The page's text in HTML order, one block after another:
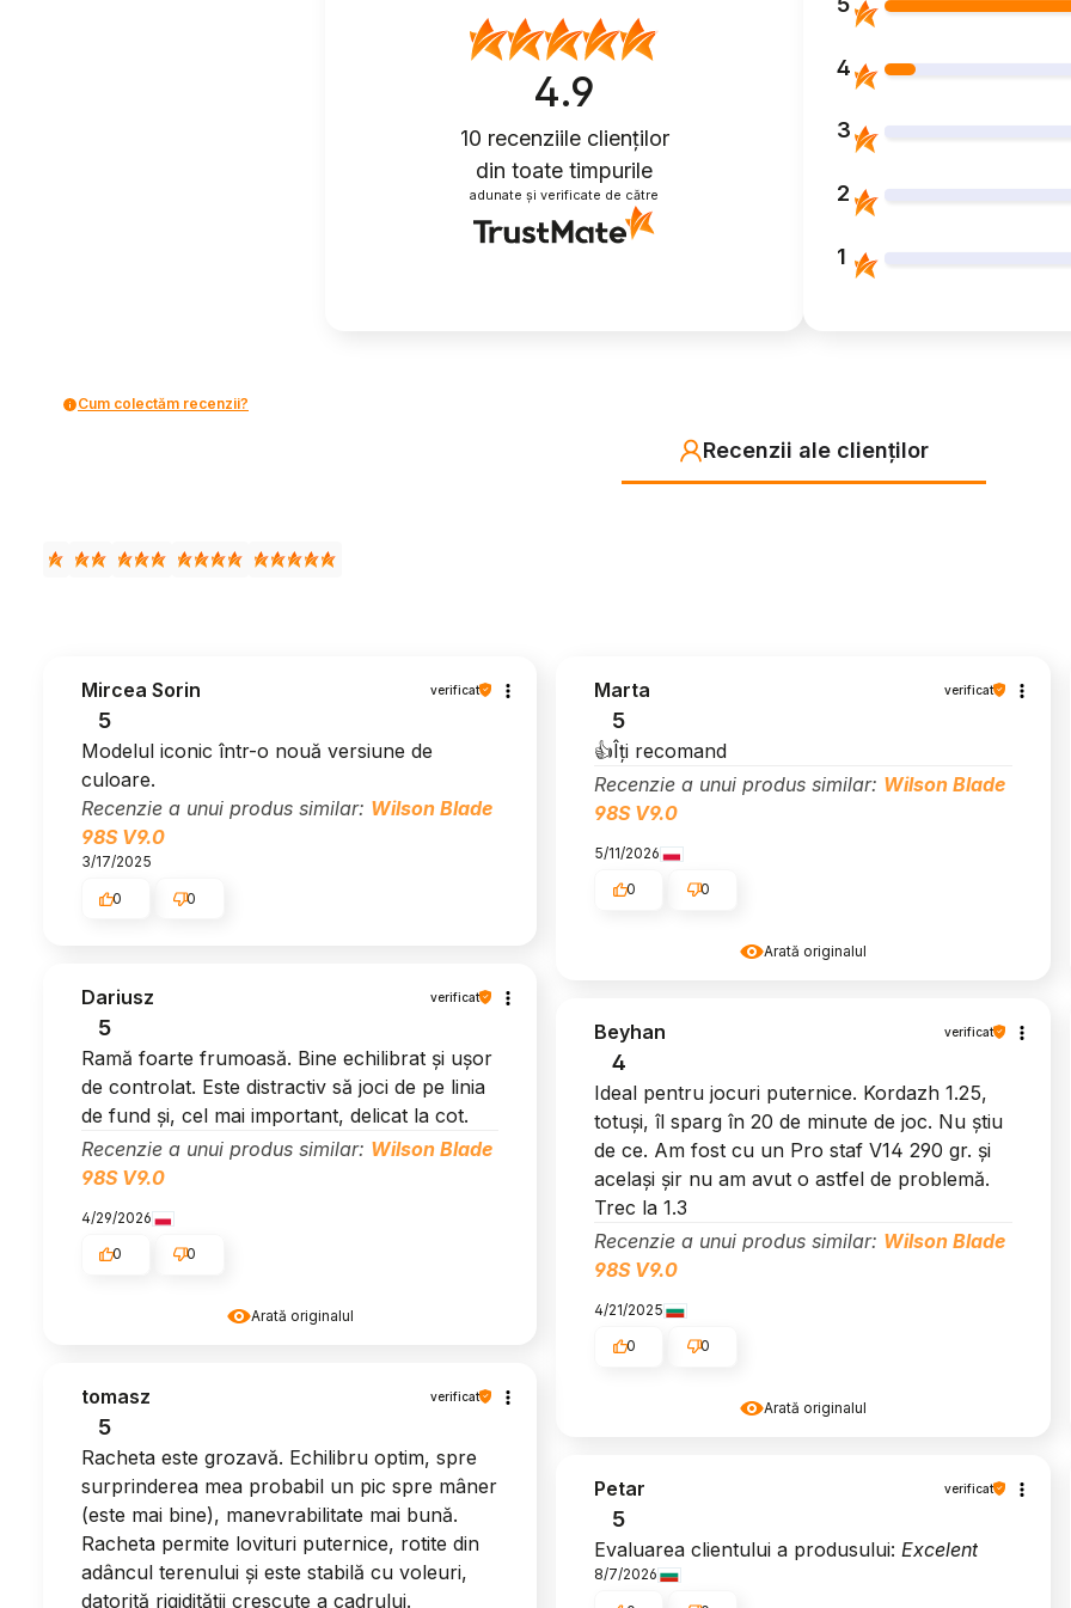
4.9
10 recenziile clienților
din toate timpurile
adunate și verificate de către
4
3
2
1
Cum colectăm recenzii?
Recenzii ale clienților
Mircea Sorin verificat
5
Modelul iconic într-o nouă versiune de
culoare.
Recenzie a unui produs similar: Wilson Blade
98S V9.0
3/17/2025
0 0
Arată originalul
Marta verificat
5
👍️Îți recomand
Recenzie a unui produs similar: Wilson Blade
98S V9.0
5/11/2026
0 0
Arată originalul
Dariusz verificat
5
Ramă foarte frumoasă. Bine echilibrat și ușor
de controlat. Este distractiv să joci de pe linia
de fund și, cel mai important, delicat la cot.
Recenzie a unui produs similar: Wilson Blade
98S V9.0
4/29/2026
0 0
Arată originalul
Beyhan verificat
4
Ideal pentru jocuri puternice. Kordazh 1.25,
totuși, îl sparg în 20 de minute de joc. Nu știu
de ce. Am fost cu un Pro staf V14 290 gr. și
același șir nu am avut o astfel de problemă.
Trec la 1.3
Recenzie a unui produs similar: Wilson Blade
98S V9.0
4/21/2025
0 0
tomasz verificat
5
Racheta este grozavă. Echilibru optim, spre
surprinderea mea probabil un pic spre mâner
(este mai bine), manevrabilitate mai bună.
Racheta permite lovituri puternice, rotite din
adâncul terenului și este stabilă cu voleuri,
datorită rigidității crescute a cadrului.
Petar verificat
5
Evaluarea clientului a produsului:Excelent
8/7/2026